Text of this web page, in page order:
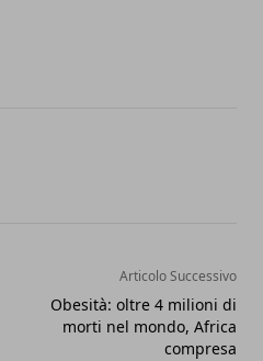
Articolo Successivo
Obesità: oltre 4 milioni di
morti nel mondo, Africa
compresa